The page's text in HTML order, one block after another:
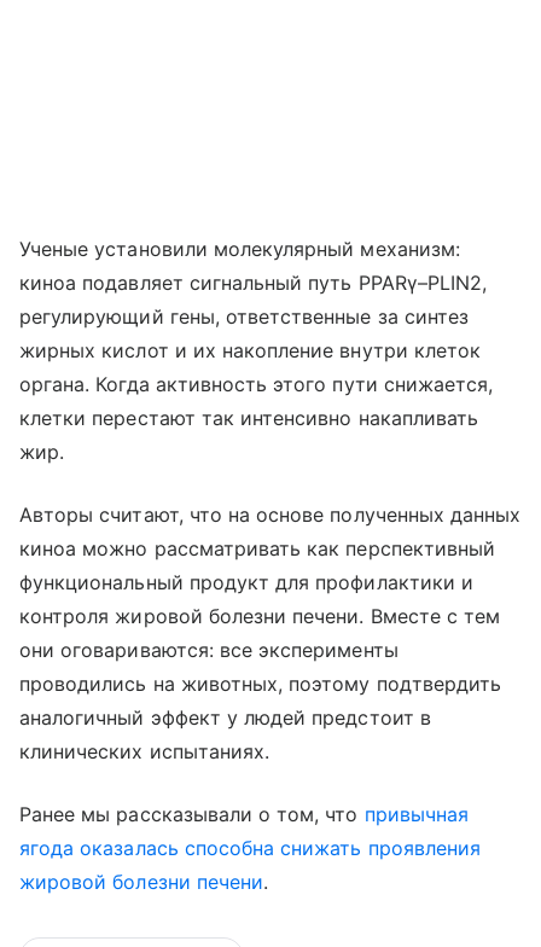
Ученые установили молекулярный механизм:
киноа подавляет сигнальный путь PPARγ–PLIN2,
регулирующий гены, ответственные за синтез
жирных кислот и их накопление внутри клеток
органа. Когда активность этого пути снижается,
клетки перестают так интенсивно накапливать
жир.
Авторы считают, что на основе полученных данных
киноа можно рассматривать как перспективный
функциональный продукт для профилактики и
контроля жировой болезни печени. Вместе с тем
они оговариваются: все эксперименты
проводились на животных, поэтому подтвердить
аналогичный эффект у людей предстоит в
клинических испытаниях.
Ранее мы рассказывали о том, что привычная
ягода оказалась способна снижать проявления
жировой болезни печени.